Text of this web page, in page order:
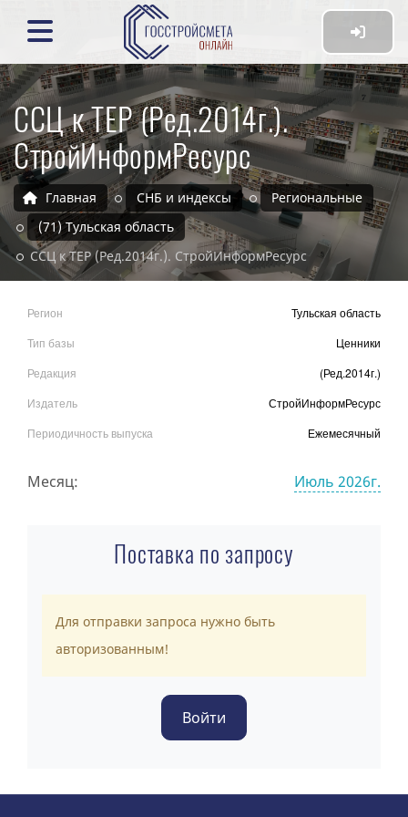
ССЦ к ТЕР (Ред.2014г.).
СтройИнформРесурс
Главная СНБ и индексы
Региональные
(71) Тульская область
ССЦ к ТЕР (Ред.2014г.). СтройИнформРесурс
Регион
Тульская область
Тип базы
Ценники
Редакция
(Ред.2014г.)
Издатель
СтройИнформРесурс
Периодичность выпуска
Ежемесячный
Месяц: Июль 2026г.
Поставка по запросу
Для отправки запроса нужно быть
авторизованным!